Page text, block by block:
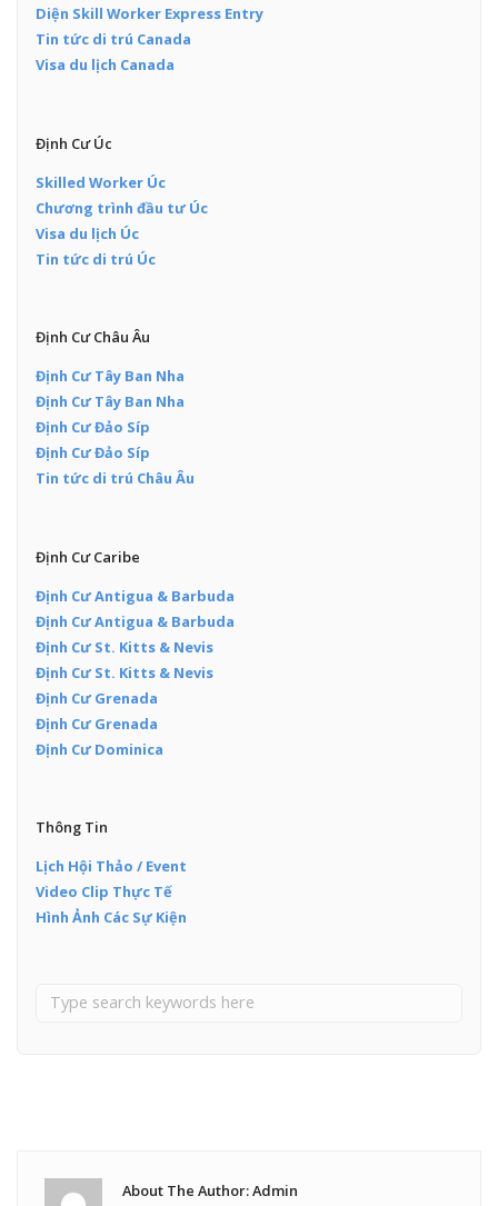
Diện Skill Worker Express Entry
Tin tức di trú Canada
Visa du lịch Canada
Định Cư Úc
Skilled Worker Úc
Chương trình đầu tư Úc
Visa du lịch Úc
Tin tức di trú Úc
Định Cư Châu Âu
Định Cư Tây Ban Nha
Định Cư Tây Ban Nha
Định Cư Đảo Síp
Định Cư Đảo Síp
Tin tức di trú Châu Âu
Định Cư Caribe
Định Cư Antigua & Barbuda
Định Cư Antigua & Barbuda
Định Cư St. Kitts & Nevis
Định Cư St. Kitts & Nevis
Định Cư Grenada
Định Cư Grenada
Định Cư Dominica
Thông Tin
Lịch Hội Thảo / Event
Video Clip Thực Tế
Hình Ảnh Các Sự Kiện
About The Author: Admin